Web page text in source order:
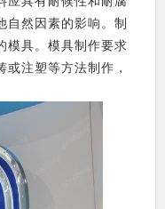
自然因素的影响。制
模具。模具制作要求
注塑等方法制作，